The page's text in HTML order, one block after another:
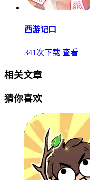
西游记口
341次下载 查看
相关文章
猜你喜欢